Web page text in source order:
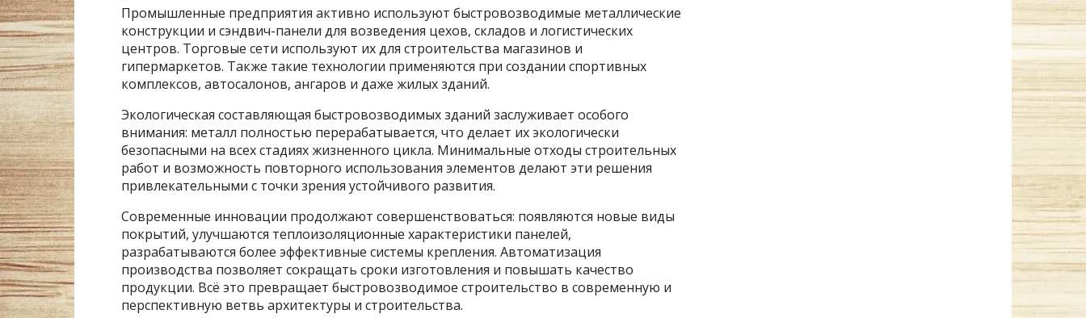
Промышленные предприятия активно используют быстровозводимые металлические
конструкции и сэндвич-панели для возведения цехов, складов и логистических
центров. Торговые сети используют их для строительства магазинов и
гипермаркетов. Также такие технологии применяются при создании спортивных
комплексов, автосалонов, ангаров и даже жилых зданий.
Экологическая составляющая быстровозводимых зданий заслуживает особого
внимания: металл полностью перерабатывается, что делает их экологически
безопасными на всех стадиях жизненного цикла. Минимальные отходы строительных
работ и возможность повторного использования элементов делают эти решения
привлекательными с точки зрения устойчивого развития.
Современные инновации продолжают совершенствоваться: появляются новые виды
покрытий, улучшаются теплоизоляционные характеристики панелей,
разрабатываются более эффективные системы крепления. Автоматизация
производства позволяет сокращать сроки изготовления и повышать качество
продукции. Всё это превращает быстровозводимое строительство в современную и
перспективную ветвь архитектуры и строительства.